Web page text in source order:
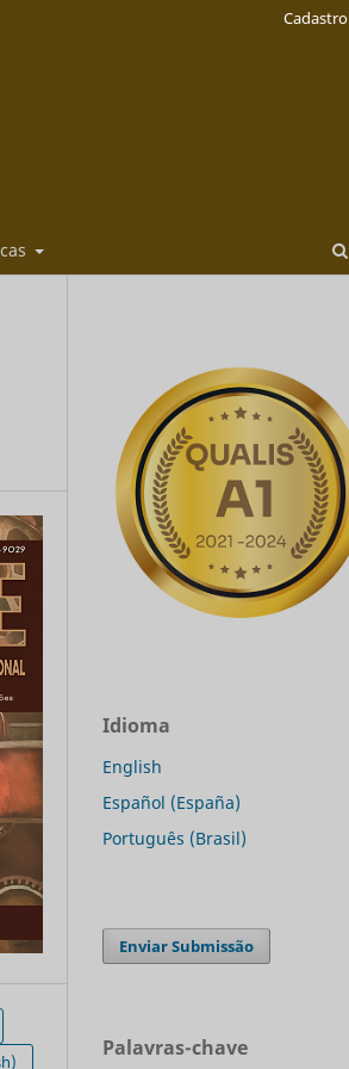
Cadastro
Idioma
English
Español (España)
Português (Brasil)
Enviar Submissão
Palavras-chave